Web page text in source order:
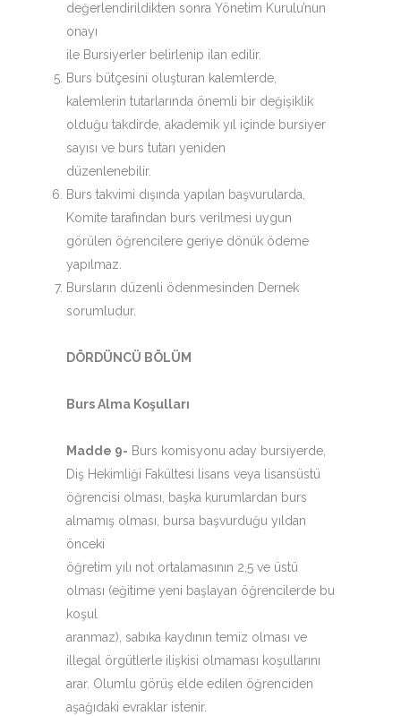
değerlendirildikten sonra Yönetim Kurulu’nun
onayı
ile Bursiyerler belirlenip ilan edilir.
Burs bütçesini oluşturan kalemlerde,
kalemlerin tutarlarında önemli bir değişiklik
olduğu takdirde, akademik yıl içinde bursiyer
sayısı ve burs tutarı yeniden
düzenlenebilir.
Burs takvimi dışında yapılan başvurularda,
Komite tarafından burs verilmesi uygun
görülen öğrencilere geriye dönük ödeme
yapılmaz.
Bursların düzenli ödenmesinden Dernek
sorumludur.
DÖRDÜNCÜ BÖLÜM
Burs Alma Koşulları
Madde 9- Burs komisyonu aday bursiyerde,
Diş Hekimliği Fakültesi lisans veya lisansüstü
öğrencisi olması, başka kurumlardan burs
almamış olması, bursa başvurduğu yıldan
önceki
öğretim yılı not ortalamasının 2,5 ve üstü
olması (eğitime yeni başlayan öğrencilerde bu
koşul
aranmaz), sabıka kaydının temiz olması ve
illegal örgütlerle ilişkisi olmaması koşullarını
arar. Olumlu görüş elde edilen öğrenciden
aşağıdaki evraklar istenir.